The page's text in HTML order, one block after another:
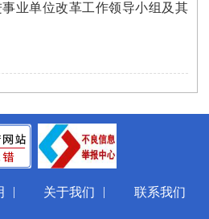
业单位改革工作领导小组及其
| 关于我们 | 联系我们